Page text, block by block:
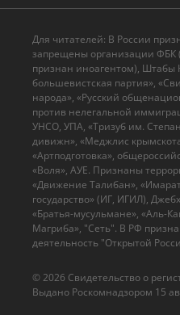
© 2026 Cвидетельство о
Выдано Роскомнадзором 15
Для читателей: В России
запрещены организации ФБК
признан иноагентом), Штабы
большевистская партия»,
народа», «Русский
против нелегальной
УНСО, УПА, «Тризуб им.
дивижн», «Меджлис
«Артподготовка»,
«Воля», АУЕ. Признаны
«Движение Талибан»,
государство» (ИГ, ИГИЛ),
«Братья-мусульмане», «Аль-
Магриба», "Сеть". В РФ
деятельность "Открытой